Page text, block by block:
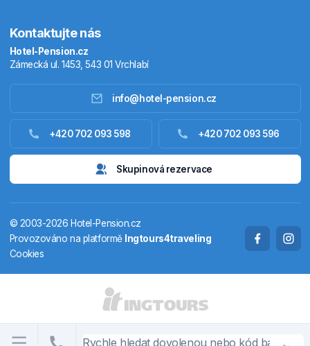
Ubytování zahraniční
Termály
Chaty a chalupy
DE
Kontaktujte nás
Hotel-Pension.cz
Zámecká ul. 1453, 543 01 Vrchlabí
info@hotel-pension.cz
+420 702 093 598 +420 702 093 596
Skupinová rezervace
© 2003-2026 Hotel-Pension.cz
Provozováno na platformě Ingtours4traveling
Cookies